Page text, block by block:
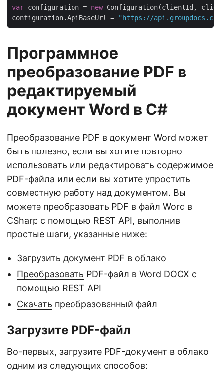
var configuration = new Configuration(clientId,
configuration.ApiBaseUrl =
"https://
Программное
преобразование PDF в
редактируемый
документ Word в C#
Преобразование PDF в документ Word может
быть полезно, если вы хотите повторно
использовать или редактировать содержимое
PDF-файла или если вы хотите упростить
совместную работу над документом. Вы
можете преобразовать PDF в файл Word в
CSharp с помощью REST API, выполнив
простые шаги, указанные ниже:
Загрузить документ PDF в облако
Преобразовать PDF-файл в Word DOCX с
помощью REST API
Скачать преобразованный файл
Загрузите PDF-файл
Во-первых, загрузите PDF-документ в облако
одним из следующих способов: